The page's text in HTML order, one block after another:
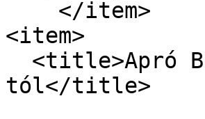
<item>
tól</title>